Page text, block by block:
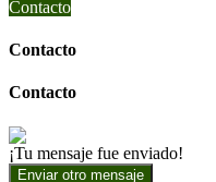
Contacto
Contacto
Contacto
¡Tu mensaje fue enviado!
Enviar otro mensaje